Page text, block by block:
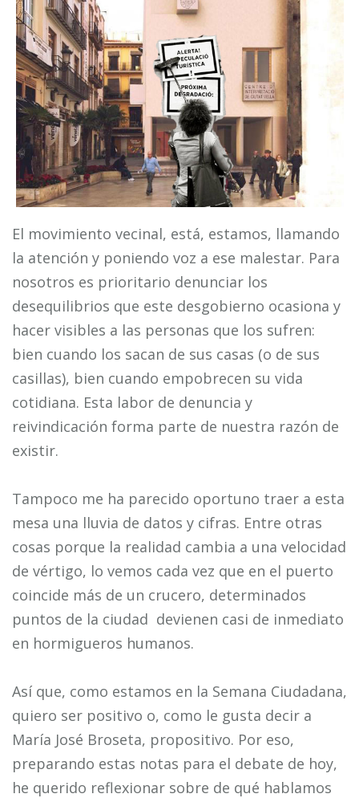
El movimiento vecinal, está, estamos, llamando
la atención y poniendo voz a ese malestar. Para
nosotros es prioritario denunciar los
desequilibrios que este desgobierno ocasiona y
hacer visibles a las personas que los sufren:
bien cuando los sacan de sus casas (o de sus
casillas), bien cuando empobrecen su vida
cotidiana. Esta labor de denuncia y
reivindicación forma parte de nuestra razón de
existir.
Tampoco me ha parecido oportuno traer a esta
mesa una lluvia de datos y cifras. Entre otras
cosas porque la realidad cambia a una velocidad
de vértigo, lo vemos cada vez que en el puerto
coincide más de un crucero, determinados
puntos de la ciudad devienen casi de inmediato
en hormigueros humanos.
Así que, como estamos en la Semana Ciudadana,
quiero ser positivo o, como le gusta decir a
María José Broseta, propositivo. Por eso,
preparando estas notas para el debate de hoy,
he querido reflexionar sobre de qué hablamos